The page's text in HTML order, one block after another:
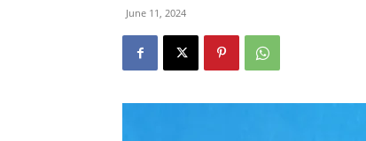
June 11, 2024